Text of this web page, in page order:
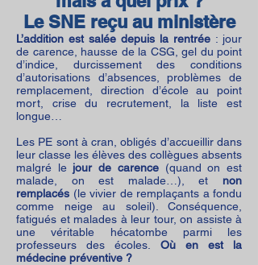
Le SNE reçu au ministère
L’addition est salée depuis la rentrée : jour
de carence, hausse de la CSG, gel du point
d’indice, durcissement des conditions
d’autorisations d’absences, problèmes de
remplacement, direction d’école au point
mort, crise du recrutement, la liste est
longue…
Les PE sont à cran, obligés d’accueillir dans
leur classe les élèves des collègues absents
malgré le jour de carence(quand on est
malade, on est malade…), et non
remplacés (le vivier de remplaçants a fondu
comme neige au soleil). Conséquence,
fatigués et malades à leur tour, on assiste à
une véritable hécatombe parmi les
professeurs des écoles. Où en est la
médecine préventive ?